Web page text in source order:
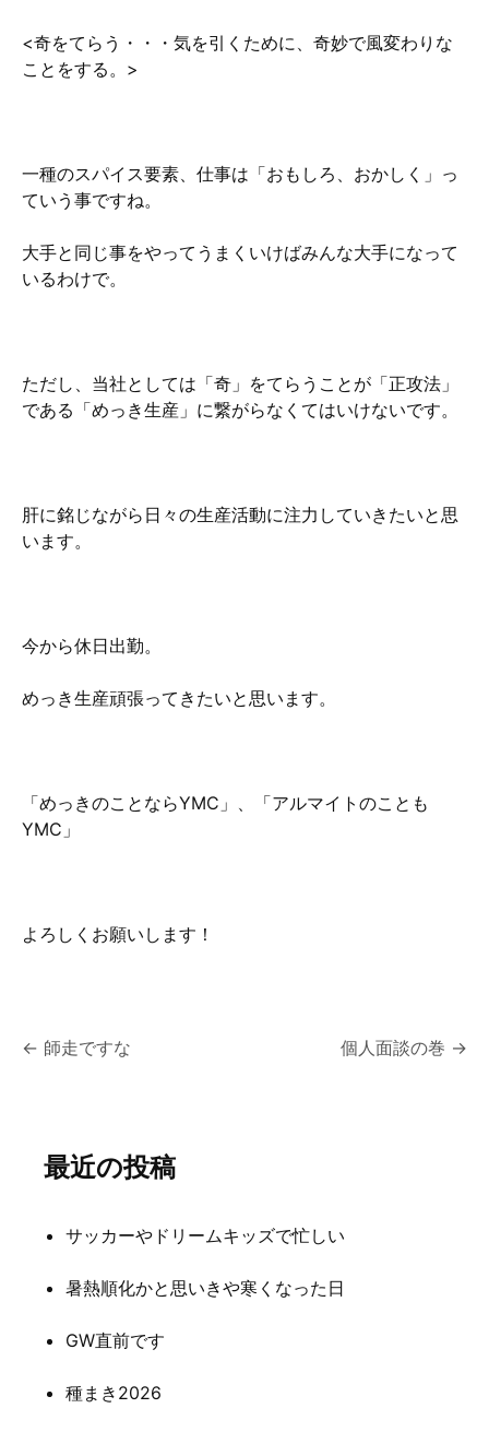
<奇をてらう・・・ 気を引くために、奇妙で風変わりな
ことをする。>
一種のスパイス要素、仕事は「おもしろ、おかしく」っ
ていう事ですね。
大手と同じ事をやってうまくいけばみんな大手になって
いるわけで。
ただし、当社としては「奇」をてらうことが「正攻法」
である「めっき生産」に繋がらなくてはいけないです。
肝に銘じながら日々の生産活動に注力していきたいと思
います。
今から休日出勤。
めっき生産頑張ってきたいと思います。
「めっきのことならYMC」、「アルマイトのことも
YMC」
よろしくお願いします！
投
ビ
シ
← 師走ですな 個人面談の巻 →
最近の投稿
サッカーやドリームキッズで忙しい
暑熱順化かと思いきや寒くなった日
GW直前です
種まき2026